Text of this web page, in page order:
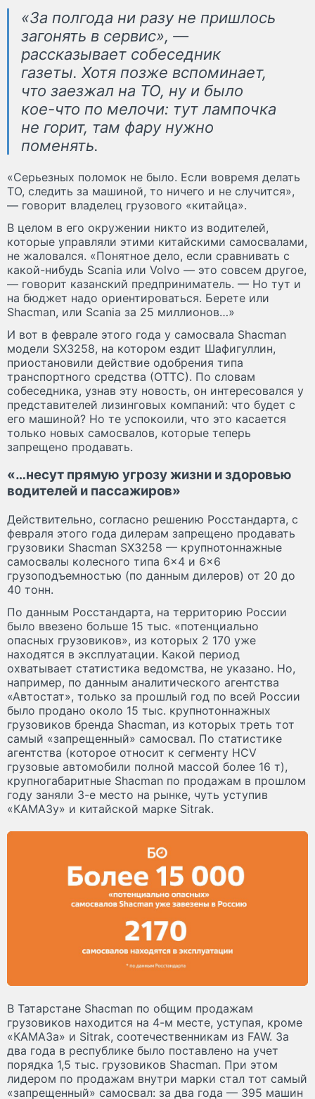
«За полгода ни разу не пришлось
загонять в сервис», —
рассказывает собеседник
газеты. Хотя позже вспоминает,
что заезжал на ТО, ну и было
кое-что по мелочи: тут лампочка
не горит, там фару нужно
поменять.
«Серьезных поломок не было. Если вовремя делать
ТО, следить за машиной, то ничего и не случится»,
— говорит владелец грузового «китайца».
В целом в его окружении никто из водителей,
которые управляли этими китайскими самосвалами,
не жаловался. «Понятное дело, если сравнивать с
какой-нибудь Scania или Volvo — это совсем другое,
— говорит казанский предприниматель. — Но тут и
на бюджет надо ориентироваться. Берете или
Shacman, или Scania за 25 миллионов…»
И вот в феврале этого года у самосвала Shacman
модели SX3258, на котором ездит Шафигуллин,
приостановили действие одобрения типа
транспортного средства (ОТТС). По словам
собеседника, узнав эту новость, он интересовался у
представителей лизинговых компаний: что будет с
его машиной? Но те успокоили, что это касается
только новых самосвалов, которые теперь
запрещено продавать.
«…несут прямую угрозу жизни и здоровью
водителей и пассажиров»
Действительно, согласно решению Росстандарта, с
февраля этого года дилерам запрещено продавать
грузовики Shacman SX3258 — крупнотоннажные
самосвалы колесного типа 6×4 и 6×6
грузоподъемностью (по данным дилеров) от 20 до
40 тонн.
По данным Росстандарта, на территорию России
было ввезено больше 15 тыс. «потенциально
опасных грузовиков», из которых 2 170 уже
находятся в эксплуатации. Какой период
охватывает статистика ведомства, не указано. Но,
например, по данным аналитического агентства
«Автостат», только за прошлый год по всей России
было продано около 15 тыс. крупнотоннажных
грузовиков бренда Shacman, из которых треть тот
самый «запрещенный» самосвал. По статистике
агентства (которое относит к сегменту HCV
грузовые автомобили полной массой более 16 т),
крупногабаритные Shacman по продажам в прошлом
году заняли 3-е место на рынке, чуть уступив
«КАМАЗу» и китайской марке Sitrak.
В Татарстане Shacman по общим продажам
грузовиков находится на 4-м месте, уступая, кроме
«КАМАЗа» и Sitrak, соотечественникам из FAW. За
два года в республике было поставлено на учет
порядка 1,5 тыс. грузовиков Shacman. При этом
лидером по продажам внутри марки стал тот самый
«запрещенный» самосвал: за два года — 395 машин